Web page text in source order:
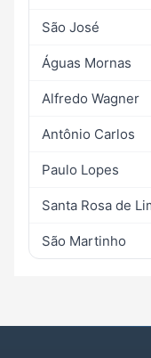
São José
Águas Mornas
Alfredo Wagner
Antônio Carlos
Paulo Lopes
Santa Rosa de
São Martinho